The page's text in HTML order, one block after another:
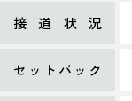
接道状況
セットバック